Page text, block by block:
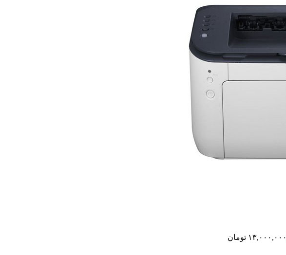
۱۳,۰۰۰,۰۰۰ تومان